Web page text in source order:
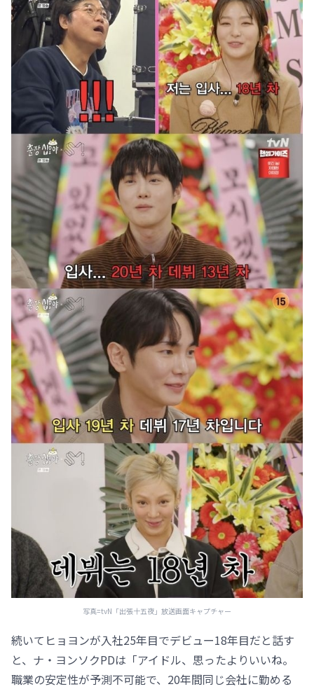
写真=tvN「出張十五夜」放送画面キャプチャー
続いてヒョヨンが入社25年目でデビュー18年目だと話す
と、ナ・ヨンソクPDは「アイドル、思ったよりいいね。
職業の安定性が予測不可能で、20年間同じ会社に勤める